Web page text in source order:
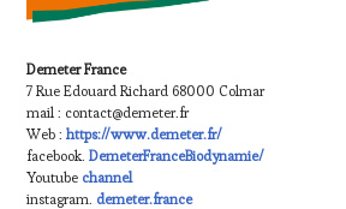
Demeter France
7 Rue Edouard Richard 68000 Colmar
mail : contact@demeter.fr
Web :https://www.demeter.fr/
facebook.DemeterFranceBiodynamie/
Youtube channel
instagram. demeter.france